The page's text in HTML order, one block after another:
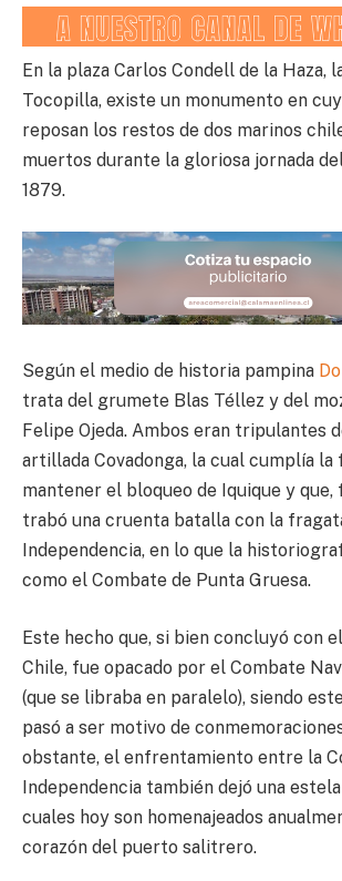
En la plaza Carlos Condell de la Haza,
Tocopilla, existe un monumento en
reposan los restos de dos marinos
muertos durante la gloriosa jornada
1879.
Según el medio de historia pampina
trata del grumete Blas Téllez y del
Felipe Ojeda. Ambos eran tripulantes
artillada Covadonga, la cual cumplía la
mantener el bloqueo de Iquique y que,
trabó una cruenta batalla con la
Independencia, en lo que la
como el Combate de Punta Gruesa.
Este hecho que, si bien concluyó con
Chile, fue opacado por el Combate
(que se libraba en paralelo), siendo
pasó a ser motivo de
obstante, el enfrentamiento entre la
Independencia también dejó una
cuales hoy son homenajeados
corazón del puerto salitrero.